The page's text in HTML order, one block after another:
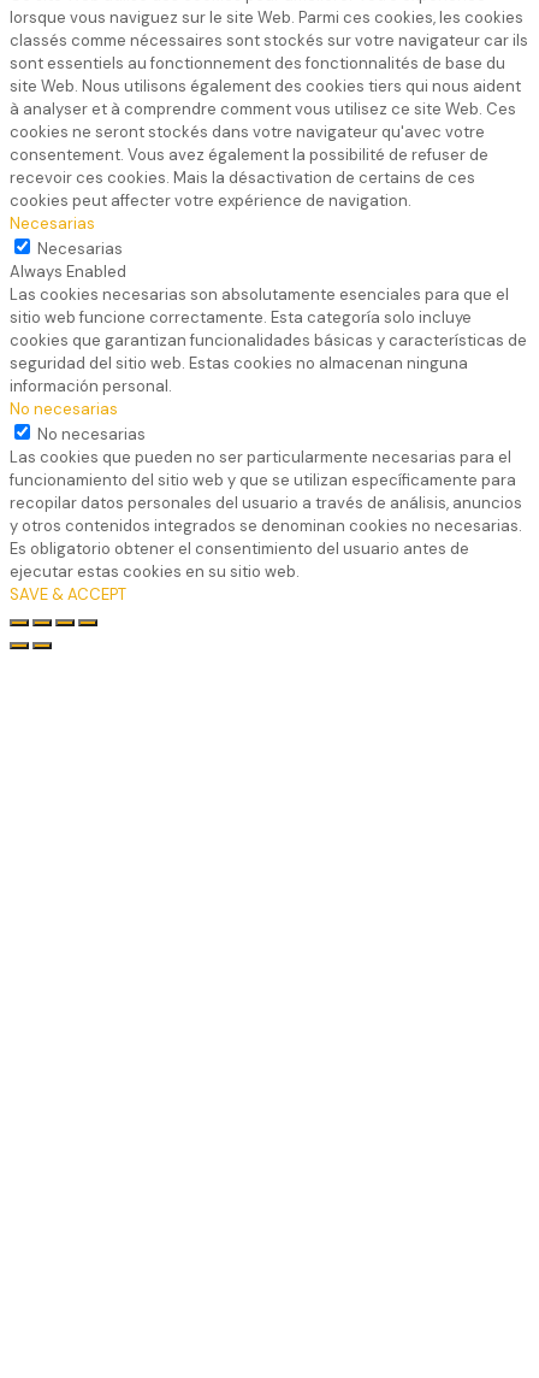
lorsque vous naviguez sur le site Web. Parmi ces cookies, les cookies
classés comme nécessaires sont stockés sur votre navigateur car ils
sont essentiels au fonctionnement des fonctionnalités de base du
site Web. Nous utilisons également des cookies tiers qui nous aident
à analyser et à comprendre comment vous utilisez ce site Web. Ces
cookies ne seront stockés dans votre navigateur qu'avec votre
consentement. Vous avez également la possibilité de refuser de
recevoir ces cookies. Mais la désactivation de certains de ces
cookies peut affecter votre expérience de navigation.
Necesarias
Necesarias
Always Enabled
Las cookies necesarias son absolutamente esenciales para que el
sitio web funcione correctamente. Esta categoría solo incluye
cookies que garantizan funcionalidades básicas y características de
seguridad del sitio web. Estas cookies no almacenan ninguna
información personal.
No necesarias
No necesarias
Las cookies que pueden no ser particularmente necesarias para el
funcionamiento del sitio web y que se utilizan específicamente para
recopilar datos personales del usuario a través de análisis, anuncios
y otros contenidos integrados se denominan cookies no necesarias.
Es obligatorio obtener el consentimiento del usuario antes de
ejecutar estas cookies en su sitio web.
SAVE & ACCEPT